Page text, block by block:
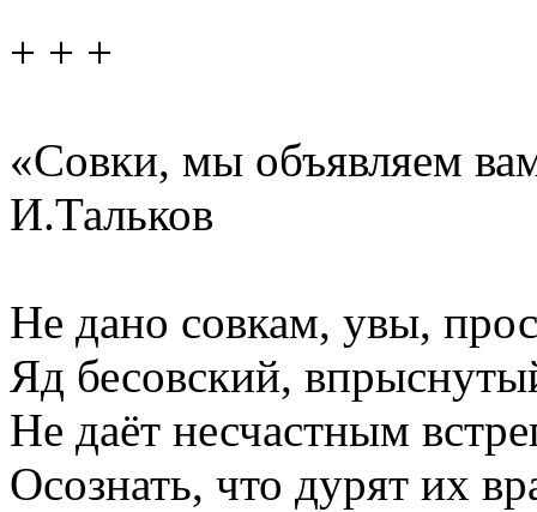
+ + +
«Совки, мы объявляем
И.Тальков
Не дано совкам, увы,
Яд бесовский,
Не даёт несчастным
Осознать, что дурят их